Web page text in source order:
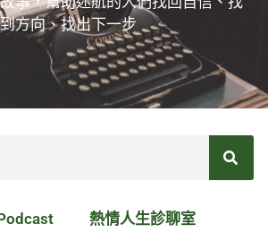
到方向、找出下一步
熱情人生診聊室